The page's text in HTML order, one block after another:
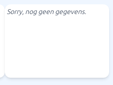
Sorry, nog geen gegevens.